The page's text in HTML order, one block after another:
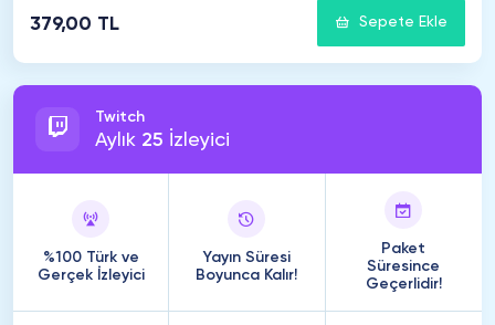
379,00 TL Sepete Ekle
Twitch
Aylık 25 İzleyici
%100 Türk ve
Gerçek İzleyici
Yayın Süresi
Boyunca Kalır!
Paket
Süresince
Geçerlidir!